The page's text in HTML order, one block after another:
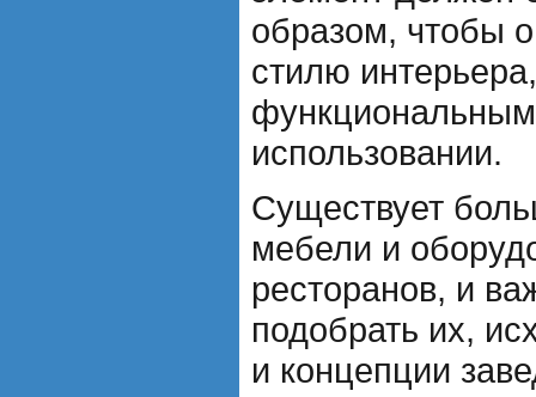
образом, чтобы
стилю
использовании.
Существует
мебели и
ресторанов, и
подобрать их,
и концепции